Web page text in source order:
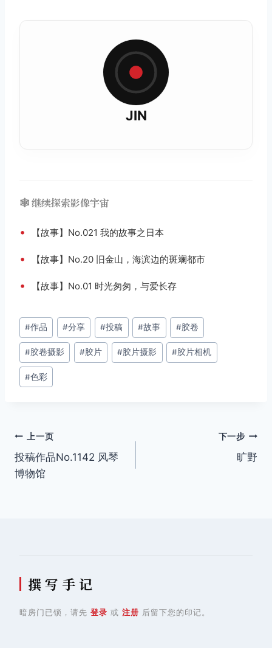
JIN
🕸️ 继续探索影像宇宙
• 【故事】No.021 我的故事之日本
• 【故事】No.20 旧金山，海滨边的斑斓都市
• 【故事】No.01 时光匆匆，与爱长存
文
章
标
签：
#作品 #分享 #投稿 #故事 #胶卷
#胶卷摄影 #胶片 #胶片摄影 #胶片相机
#色彩
文
章
上一页
投稿作品No.1142 风琴
博物馆
下一步
旷野
撰 写 手 记
暗房门已锁，请先 登录 或 注册 后留下您的印记。